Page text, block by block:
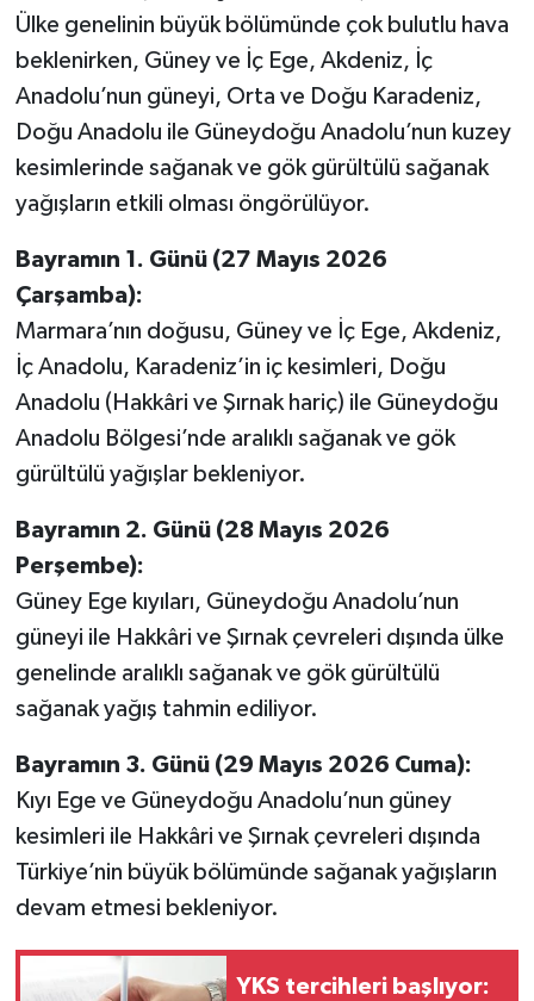
Ülke genelinin büyük bölümünde çok bulutlu hava
beklenirken, Güney ve İç Ege, Akdeniz, İç
Anadolu’nun güneyi, Orta ve Doğu Karadeniz,
Doğu Anadolu ile Güneydoğu Anadolu’nun kuzey
kesimlerinde sağanak ve gök gürültülü sağanak
yağışların etkili olması öngörülüyor.
Bayramın 1. Günü (27 Mayıs 2026
Çarşamba):
Marmara’nın doğusu, Güney ve İç Ege, Akdeniz,
İç Anadolu, Karadeniz’in iç kesimleri, Doğu
Anadolu (Hakkâri ve Şırnak hariç) ile Güneydoğu
Anadolu Bölgesi’nde aralıklı sağanak ve gök
gürültülü yağışlar bekleniyor.
Bayramın 2. Günü (28 Mayıs 2026
Perşembe):
Güney Ege kıyıları, Güneydoğu Anadolu’nun
güneyi ile Hakkâri ve Şırnak çevreleri dışında ülke
genelinde aralıklı sağanak ve gök gürültülü
sağanak yağış tahmin ediliyor.
Bayramın 3. Günü (29 Mayıs 2026 Cuma):
Kıyı Ege ve Güneydoğu Anadolu’nun güney
kesimleri ile Hakkâri ve Şırnak çevreleri dışında
Türkiye’nin büyük bölümünde sağanak yağışların
devam etmesi bekleniyor.
YKS tercihleri başlıyor: